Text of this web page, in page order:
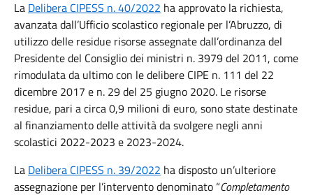
La Delibera CIPESS n. 40/2022 ha approvato la richiesta,
avanzata dall’Ufficio scolastico regionale per l’Abruzzo, di
utilizzo delle residue risorse assegnate dall’ordinanza del
Presidente del Consiglio dei ministri n. 3979 del 2011, come
rimodulata da ultimo con le delibere CIPE n. 111 del 22
dicembre 2017 e n. 29 del 25 giugno 2020. Le risorse
residue, pari a circa 0,9 milioni di euro, sono state destinate
al finanziamento delle attività da svolgere negli anni
scolastici 2022-2023 e 2023-2024.
La Delibera CIPESS n. 39/2022 ha disposto un’ulteriore
assegnazione per l’intervento denominato “Completamento